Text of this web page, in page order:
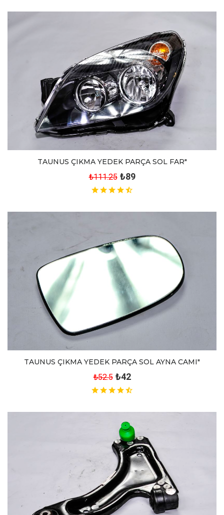
TAUNUS ÇIKMA YEDEK PARÇA SOL FAR"
₺111.25 ₺89
TAUNUS ÇIKMA YEDEK PARÇA SOL AYNA CAMI"
₺52.5 ₺42